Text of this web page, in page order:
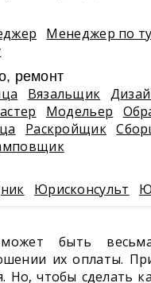
Менеджер по
ремонт
Вязальщик
Модельер
Раскройщик
Юрисконсульт
быть
их оплаты.
Но, чтобы сделать